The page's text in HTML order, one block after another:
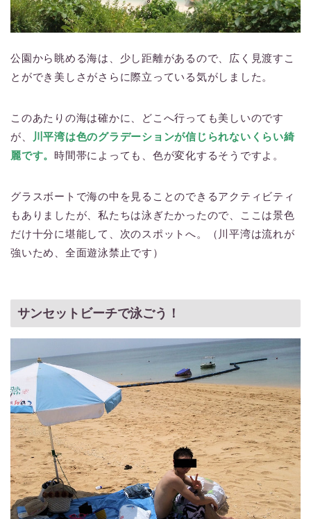
公園から眺める海は、少し距離があるので、広く見渡すこ
とができ美しさがさらに際立っている気がしました。
このあたりの海は確かに、どこへ行っても美しいのです
が、
川平湾は色のグラデーションが信じられないくらい綺
麗です。時間帯によっても、色が変化するそうですよ。
グラスボートで海の中を見ることのできるアクティビティ
もありましたが、私たちは泳ぎたかったので、ここは景色
だけ十分に堪能して、次のスポットへ。（川平湾は流れが
強いため、全面遊泳禁止です）
サンセットビーチで泳ごう！